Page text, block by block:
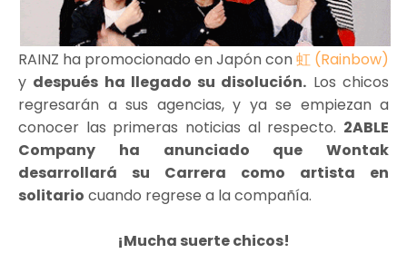
RAINZ ha promocionado en Japón con虹 (Rainbow)
y después ha llegado su disolución. Los chicos
regresarán a sus agencias, y ya se empiezan a
conocer las primeras noticias al respecto. 2ABLE
Company ha anunciado que Wontak
desarrollará su Carrera como artista en
solitario cuando regrese a la compañía.
¡Mucha suerte chicos!